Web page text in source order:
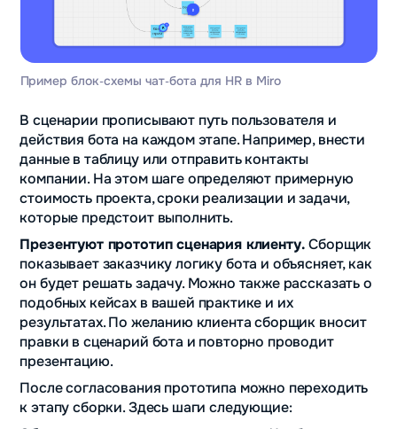
Пример блок‑схемы чат‑бота для HR в Miro
В сценарии прописывают путь пользователя и
действия бота на каждом этапе. Например, внести
данные в таблицу или отправить контакты
компании. На этом шаге определяют примерную
стоимость проекта, сроки реализации и задачи,
которые предстоит выполнить.
Презентуют прототип сценария клиенту.Сборщик
показывает заказчику логику бота и объясняет, как
он будет решать задачу. Можно также рассказать о
подобных кейсах в вашей практике и их
результатах. По желанию клиента сборщик вносит
правки в сценарий бота и повторно проводит
презентацию.
После согласования прототипа можно переходить
к этапу сборки. Здесь шаги следующие: